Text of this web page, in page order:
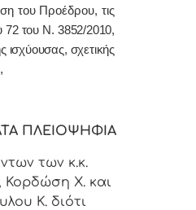
του Προέδρου, τις
72 του Ν. 3852/2010,
ισχύουσας, σχετικής
ΠΛΕΙΟΨΗΦΙΑ
των κ.κ.
Κορδώση Χ. και
Κ. διότι